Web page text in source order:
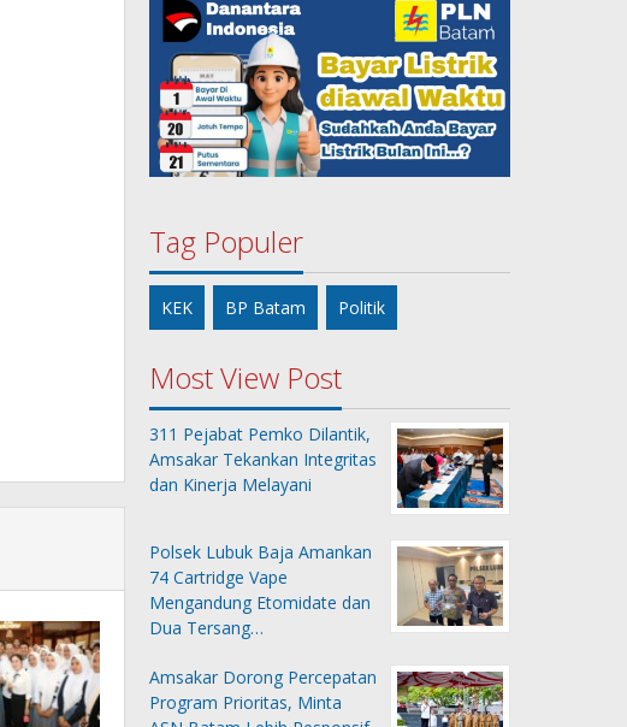
Tag Populer
KEK BP Batam Politik
Most View Post
311 Pejabat Pemko Dilantik,
Amsakar Tekankan Integritas
dan Kinerja Melayani
Polsek Lubuk Baja Amankan
74 Cartridge Vape
Mengandung Etomidate dan
Dua Tersang…
Amsakar Dorong Percepatan
Program Prioritas, Minta